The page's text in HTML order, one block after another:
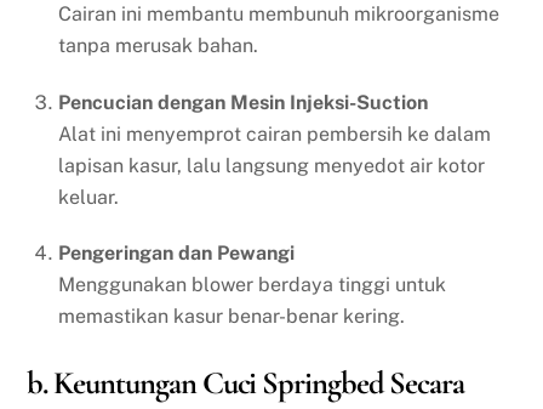
Cairan ini membantu membunuh mikroorganisme
tanpa merusak bahan.
Pencucian dengan Mesin Injeksi-Suction
Alat ini menyemprot cairan pembersih ke dalam
lapisan kasur, lalu langsung menyedot air kotor
keluar.
Pengeringan dan Pewangi
Menggunakan blower berdaya tinggi untuk
memastikan kasur benar-benar kering.
b. Keuntungan Cuci Springbed Secara